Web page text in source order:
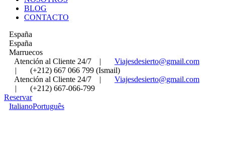
BLOG
CONTACTO
España
España
Marruecos
Atención al Cliente 24/7
|
Viajesdesierto@gmail.com
|
(+212) 667 066 799 (Ismail)
Atención al Cliente 24/7
|
Viajesdesierto@gmail.com
|
(+212) 667-066-799
Reservar
ItalianoPortuguês